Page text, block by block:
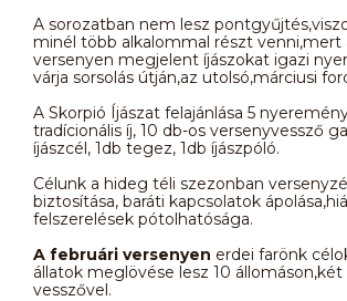
A sorozatban nem lesz
minél több alkalommal részt venni,mert
versenyen megjelent íjászokat igazi
várja sorsolás útján,az utolsó,márciusi
A Skorpió Íjászat felajánlása 5
tradícionális íj, 10 db-os versenyvessző
íjászcél, 1db tegez, 1db íjászpóló.
Célunk a hideg téli szezonban
biztosítása, baráti kapcsolatok
felszerelések pótolhatósága.
A februári versenyen erdei farönk
állatok meglövése lesz 10 állomáson,két
vesszővel.